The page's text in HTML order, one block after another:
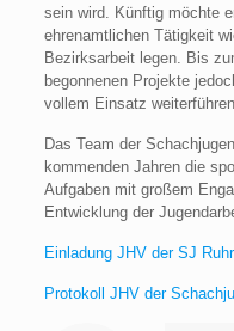
sein wird. Künftig möchte
ehrenamtlichen Tätigkeit
Bezirksarbeit legen. Bis
begonnenen Projekte
vollem Einsatz
Das Team der
kommenden Jahren die
Aufgaben mit großem
Entwicklung der
Einladung JHV der SJ
Protokoll JHV der